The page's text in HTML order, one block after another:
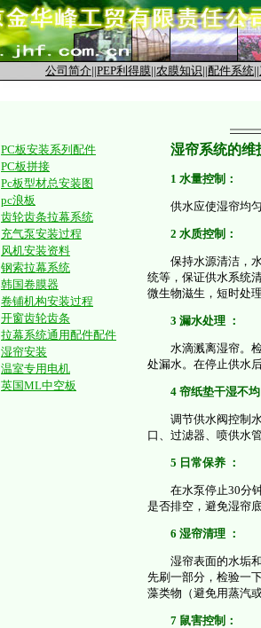
公司简介||PEP利得膜||农膜知识||配件系统||
PC板安装系列配件
PC板拼接
Pc板型材总安装图
pc浪板
齿轮齿条拉幕系统
充气泵安装过程
风机安装资料
钢索拉幕系统
韩国卷膜器
卷铺机构安装过程
开窗齿轮齿条
拉幕系统通用配件配件
湿帘安装
温室专用电机
英国ML中空板
湿帘系统的维
1 水量控制：
供水应使湿帘均匀
2 水质控制：
保持水源清洁，水
统等，保证供水系统
微生物滋生，短时处
3 漏水处理 ：
水滴溅离湿帘。检
处漏水。在停止供水
4 帘纸垫干湿不均
调节供水阀控制水
口、过滤器、喷供水
5 日常保养 ：
在水泵停止30分钟
是否排空，避免湿帘
6 湿帘清理 ：
湿帘表面的水垢和
先刷一部分，检验一
藻类物（避免用蒸汽
7 鼠害控制：